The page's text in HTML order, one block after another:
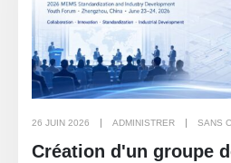
26 JUIN 2026 ADMINISTRER SANS
Création d'un groupe